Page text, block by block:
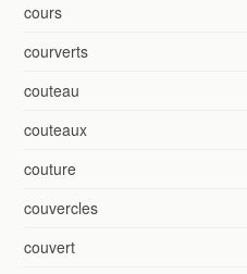
cours
courverts
couteau
couteaux
couture
couvercles
couvert